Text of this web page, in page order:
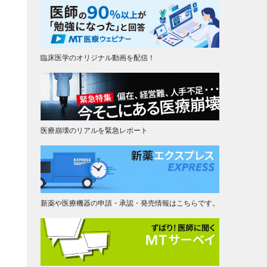
臨床医学のオリジナル動画を配信！
医療崩壊のリアルを緊急レポート
新薬や医療機器の申請・承認・発売情報はこちらです。